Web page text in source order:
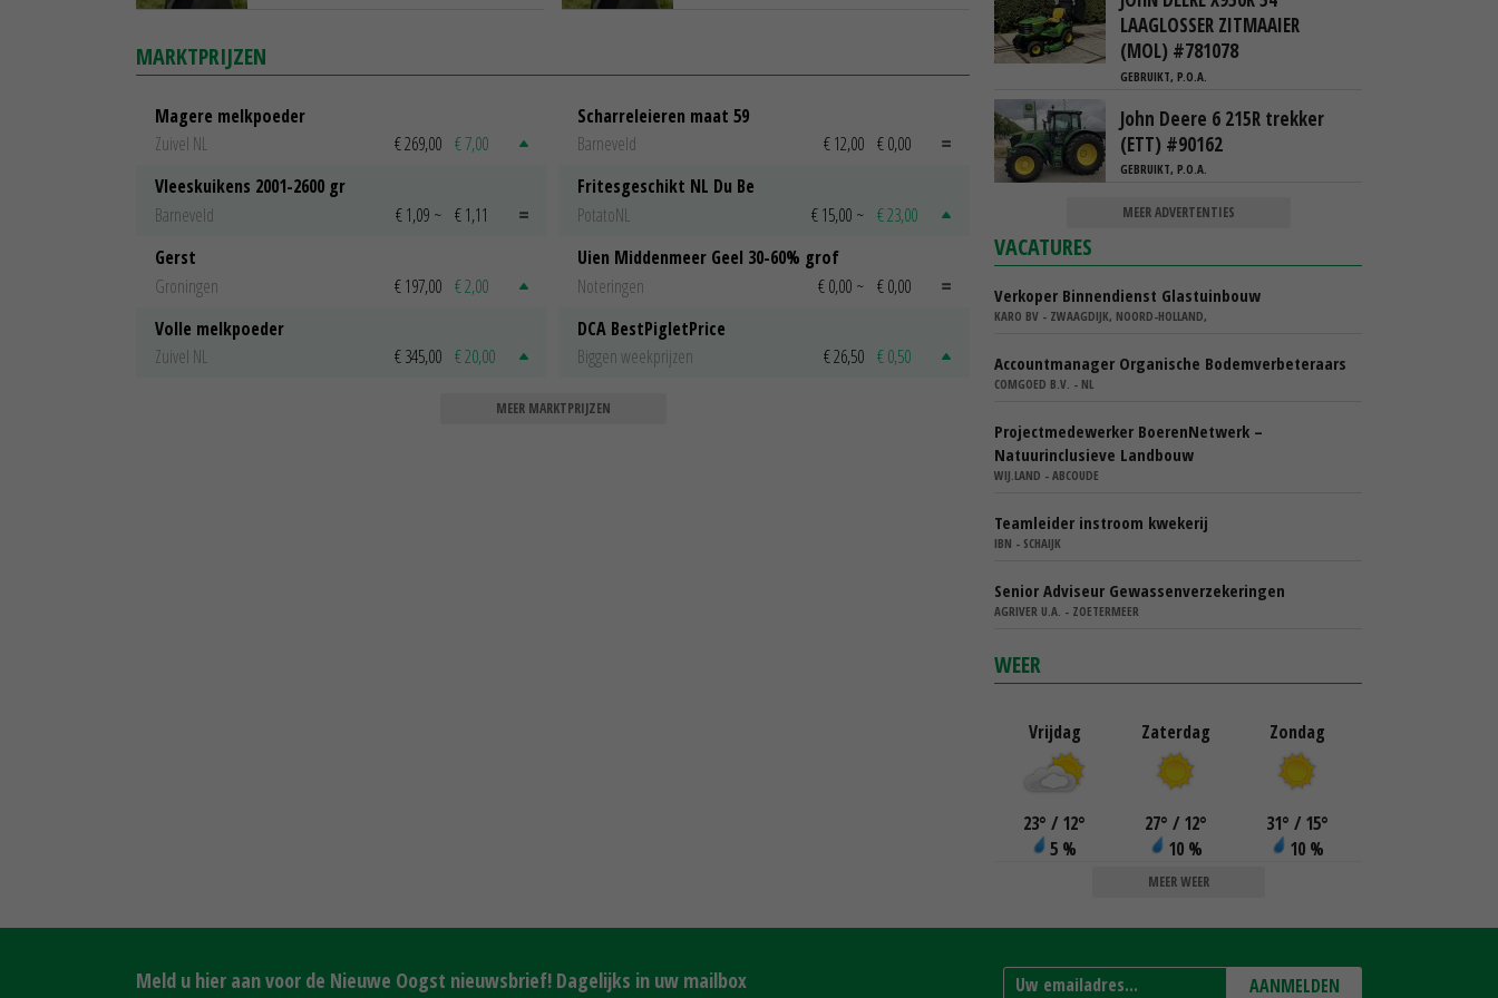
MARKTPRIJZEN
Magere melkpoeder
Zuivel NL
€ 269,00 € 7,00
Vleeskuikens 2001-2600 gr
Barneveld
€ 1,09 ~ € 1,11
Gerst
Groningen
€ 197,00 € 2,00
Volle melkpoeder
Zuivel NL
€ 345,00 € 20,00
Scharreleieren maat 59
Barneveld
€ 12,00 € 0,00
Fritesgeschikt NL Du Be
PotatoNL
€ 15,00 ~ € 23,00
Uien Middenmeer Geel 30-60% grof
Noteringen
€ 0,00 ~ € 0,00
DCA BestPigletPrice
Biggen weekprijzen
€ 26,50 € 0,50
MEER MARKTPRIJZEN
LAAGLOSSER ZITMAAIER
(MOL) #781078
GEBRUIKT, P.O.A.
John Deere 6 215R trekker
(ETT) #90162
GEBRUIKT, P.O.A.
MEER ADVERTENTIES
VACATURES
Verkoper Binnendienst Glastuinbouw
KARO BV - ZWAAGDIJK, NOORD-HOLLAND,
Accountmanager Organische Bodemverbeteraars
COMGOED B.V. - NL
Projectmedewerker BoerenNetwerk –
Natuurinclusieve Landbouw
WIJ.LAND - ABCOUDE
Teamleider instroom kwekerij
IBN - SCHAIJK
Senior Adviseur Gewassenverzekeringen
AGRIVER U.A. - ZOETERMEER
WEER
Vrijdag
23° / 12°
5 %
Zaterdag
27° / 12°
10 %
Zondag
31° / 15°
10 %
MEER WEER
Meld u hier aan voor de Nieuwe Oogst nieuwsbrief! Dagelijks in uw mailbox AANMELDEN